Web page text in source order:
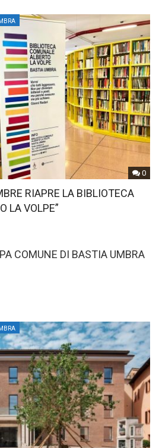
0
RIAPRE LA BIBLIOTECA
LA VOLPE”
COMUNE DI BASTIA UMBRA